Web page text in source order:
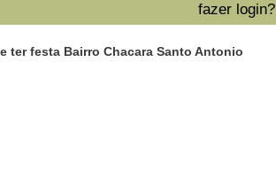
fazer login?
ter festa Bairro Chacara Santo Antonio